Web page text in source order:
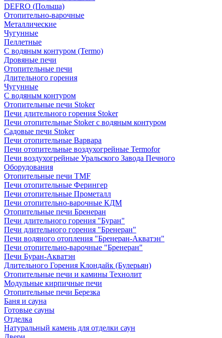
DEFRO (Польша)
Отопительно-варочные
Металлические
Чугунные
Пеллетные
С водяным контуром (Termo)
Дровяные печи
Отопительные печи
Длительного горения
Чугунные
C водяным контуром
Отопительные печи Stoker
Печи длительного горения Stoker
Печи отопительные Stoker с водяным контуром
Садовые печи Stoker
Печи отопительные Варвара
Печи отопительные воздухогрейные Termofor
Печи воздухогрейные Уральского Завода Печного
Оборудования
Отопительные печи TMF
Печи отопительные Ферингер
Печи отопительные Прометалл
Печи отопительно-варочные КДМ
Отопительные печи Бренеран
Печи длительного горения "Буран"
Печи длительного горения "Бренеран"
Печи водяного отопления "Бренеран-Акватэн"
Печи отопительно-варочные "Бренеран"
Печи Буран-Акватэн
Длительного Горения Клондайк (Булерьян)
Отопительные печи и камины Технолит
Модульные кирпичные печи
Отопительные печи Березка
Баня и сауна
Готовые сауны
Отделка
Натуральный камень для отделки саун